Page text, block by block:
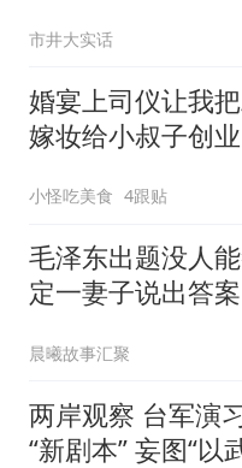
擦反了？
市井大实话
婚宴上司仪让我
嫁妆给小叔子创
小怪吃美食 4跟贴
毛泽东出题没人
定一妻子说出答
晨曦故事汇聚
两岸观察 台军演
“新剧本” 妄图“以